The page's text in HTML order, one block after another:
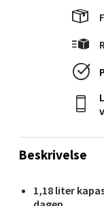
Beskrivelse
1,18 liter
Narvik -
Bolagsgata
Åpent i dag
0 i butikk